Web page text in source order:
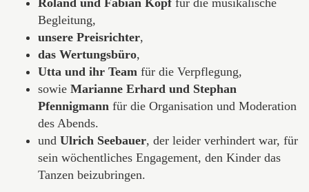
Roland und Fabian Kopffür die musikalische
Begleitung,
unsere Preisrichter,
das Wertungsbüro,
Utta und ihr Team für die Verpflegung,
sowie Marianne Erhard und Stephan
Pfennigmann für die Organisation und Moderation
des Abends.
und Ulrich Seebauer, der leider verhindert war, für
sein wöchentliches Engagement, den Kinder das
Tanzen beizubringen.